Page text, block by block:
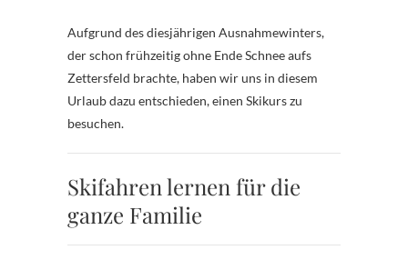
Aufgrund des diesjährigen Ausnahmewinters,
der schon frühzeitig ohne Ende Schnee aufs
Zettersfeld brachte, haben wir uns in diesem
Urlaub dazu entschieden, einen Skikurs zu
besuchen.
Skifahren lernen für die
ganze Familie